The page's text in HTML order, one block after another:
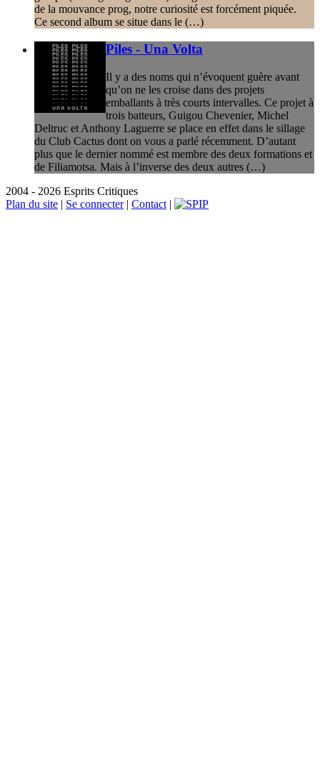
de la mouvance prog, notre curiosité est forcément piquée.
Ce second album se situe dans le (…)
Piles - Una Volta
Il y a des noms qui n’évoquent guère avant
qu’on ne les croise dans des projets
emballants à très courts intervalles. Ce projet à
trois batteurs, Guigou Chevenier, Michel
Deltruc et Anthony Laguerre se place en effet dans le sillage
du Club Cactus dont on vous a parlé récemment. D’autant
plus que le dernier nommé est membre des deux formations et
de Filiamotsa. Mais à l’inverse des deux autres (…)
2004 - 2026 Esprits Critiques
Plan du site | Se connecter| Contact |